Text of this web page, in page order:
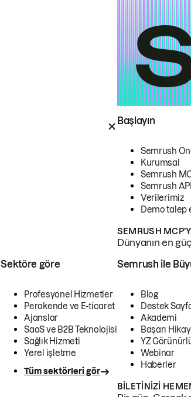
Başlayın
Semrush
Kurumsal
Semrush
Semrush API
Verilerimiz
Demo talep
SEMRUSH
Dünyanın en
Sektöre göre
Profesyonel Hizmetler
Perakende ve E-ticaret
Ajanslar
SaaS ve B2B Teknolojisi
Sağlık Hizmeti
Yerel işletme
Tüm sektörleri gör
Semrush ile
Blog
Destek
Akademi
Başarı
YZ
Webinar
Haberler
BILETINIZI